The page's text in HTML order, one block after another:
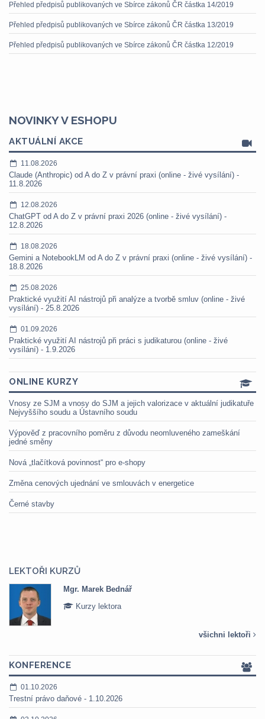
Přehled předpisů publikovaných ve Sbírce zákonů ČR částka 14/2019
Přehled předpisů publikovaných ve Sbírce zákonů ČR částka 13/2019
Přehled předpisů publikovaných ve Sbírce zákonů ČR částka 12/2019
NOVINKY V ESHOPU
AKTUÁLNÍ AKCE
11.08.2026
Claude (Anthropic) od A do Z v právní praxi (online - živé vysílání) -
11.8.2026
12.08.2026
ChatGPT od A do Z v právní praxi 2026 (online - živé vysílání) -
12.8.2026
18.08.2026
Gemini a NotebookLM od A do Z v právní praxi (online - živé vysílání) -
18.8.2026
25.08.2026
Praktické využití AI nástrojů při analýze a tvorbě smluv (online - živé
vysílání) - 25.8.2026
01.09.2026
Praktické využití AI nástrojů při práci s judikaturou (online - živé
vysílání) - 1.9.2026
ONLINE KURZY
Vnosy ze SJM a vnosy do SJM a jejich valorizace v aktuální judikatuře
Nejvyššího soudu a Ústavního soudu
Výpověď z pracovního poměru z důvodu neomluveného zameškání
jedné směny
Nová „tlačítková povinnost“ pro e-shopy
Změna cenových ujednání ve smlouvách v energetice
Černé stavby
LEKTOŘI KURZŮ
Mgr. Marek Bednář
Kurzy lektora
všichni lektoři
KONFERENCE
01.10.2026
Trestní právo daňové - 1.10.2026